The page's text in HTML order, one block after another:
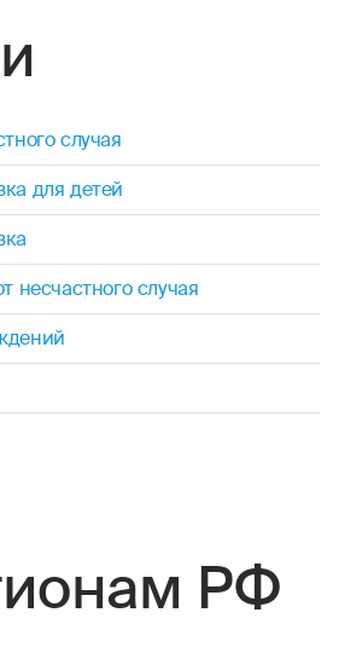
случая
для детей
несчастного случая
РФ